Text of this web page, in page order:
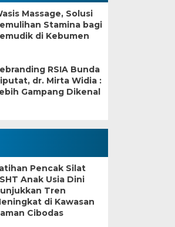
Massage, Solusi
Stamina bagi
di Kebumen
RSIA Bunda
dr. Mirta Widia :
Gampang Dikenal
Pencak Silat
Anak Usia Dini
Tren
di Kawasan
Cibodas